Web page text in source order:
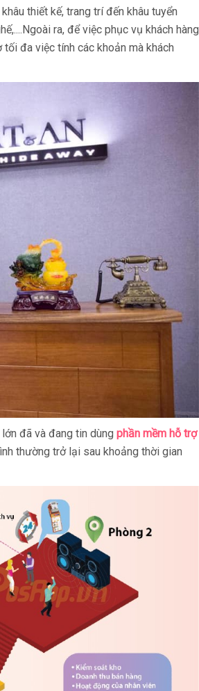
thiết kế, trang trí đến khâu tuyển
ra, để việc phục vụ khách hàng
đa việc tính các khoản mà khách
đã và đang tin dùng phần mềm hỗ trợ
thường trở lại sau khoảng thời gian